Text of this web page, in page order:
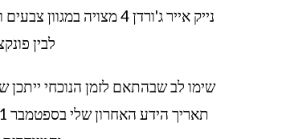
נייק אייר ג'ורדן 4
לבין